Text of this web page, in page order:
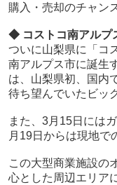
購入・売却のチャン
◆ コストコ南アルプ
ついに山梨県に「コ
南アルプス市に誕生
は、山梨県初、国内
待ち望んでいたビッ
また、3月15日には
月19日からは現地で
この大型商業施設の
心とした周辺エリア